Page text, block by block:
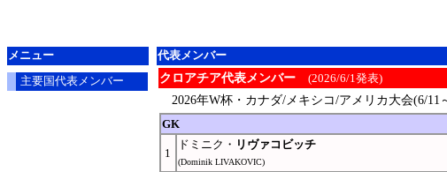
代表メンバー
クロアチア代表メンバー (2026/6/1発表)
2026年W杯・カナダ/メキシコ/アメリカ大会(6/11
GK
1
ドミニク・ リヴァコビッチ
(Dominik LIVAKOVIC)
メニュー
主要国代表メンバー